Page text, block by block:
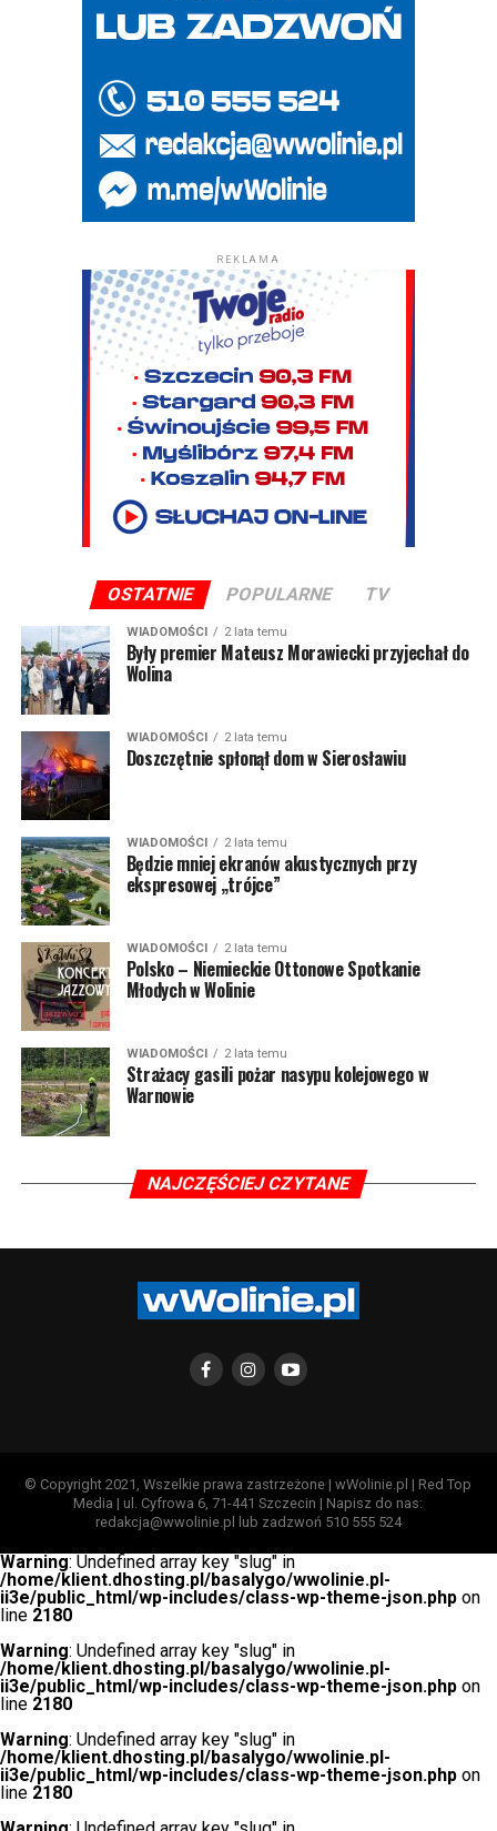
REKLAMA
OSTATNIE POPULARNE TV
WIADOMOŚCI 2 lata temu
Były premier Mateusz Morawiecki przyjechał do
Wolina
WIADOMOŚCI 2 lata temu
Doszczętnie spłonął dom w Sierosławiu
WIADOMOŚCI 2 lata temu
Będzie mniej ekranów akustycznych przy
ekspresowej „trójce”
WIADOMOŚCI 2 lata temu
Polsko – Niemieckie Ottonowe Spotkanie
Młodych w Wolinie
WIADOMOŚCI 2 lata temu
Strażacy gasili pożar nasypu kolejowego w
Warnowie
NAJCZĘŚCIEJ CZYTANE
© Copyright 2021, Wszelkie prawa zastrzeżone | wWolinie.pl | Red Top
Media | ul. Cyfrowa 6, 71-441 Szczecin | Napisz do nas:
redakcja@wwolinie.pl lub zadzwoń 510 555 524
Warning: Undefined array key "slug" in
/home/klient.dhosting.pl/basalygo/wwolinie.pl-
ii3e/public_html/wp-includes/class-wp-theme-json.php on
line 2180
Warning: Undefined array key "slug" in
/home/klient.dhosting.pl/basalygo/wwolinie.pl-
ii3e/public_html/wp-includes/class-wp-theme-json.php on
line 2180
Warning: Undefined array key "slug" in
/home/klient.dhosting.pl/basalygo/wwolinie.pl-
ii3e/public_html/wp-includes/class-wp-theme-json.php on
line 2180